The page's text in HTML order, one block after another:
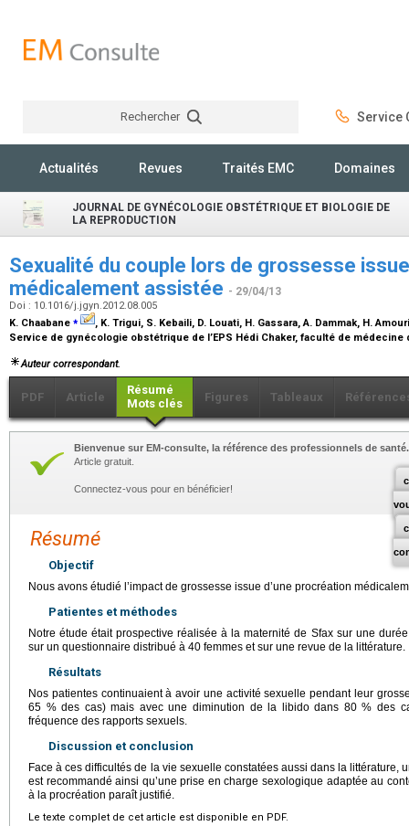
Rechercher Service
Actualités Revues Traités EMC Domaines
JOURNAL DE GYNÉCOLOGIE OBSTÉTRIQUE ET BIOLOGIE DE
LA REPRODUCTION
Sexualité du couple lors de grossesse
médicalement assistée - 29/04/13
Doi : 10.1016/j.jgyn.2012.08.005
K. Chaabane ⁎
, K. Trigui, S. Kebaili, D. Louati, H. Gassara, A. Dammak, H.
Service de gynécologie obstétrique de l’EPS Hédi Chaker, faculté de médecine
Auteur correspondant.
PDF Article
Résumé
Mots clés
Figures Tableaux
Bienvenue sur EM-consulte, la référence des professionnels de santé.
Article gratuit.
Connectez-vous pour en bénéficier!
Résumé
Objectif
Nous avons étudié l’impact de grossesse issue d’une procréation
Patientes et méthodes
Notre étude était prospective réalisée à la maternité de Sfax sur une
sur un questionnaire distribué à 40 femmes et sur une revue de la littérature.
Résultats
Nos patientes continuaient à avoir une activité sexuelle pendant leur
65 % des cas) mais avec une diminution de la libido dans 80 % des
fréquence des rapports sexuels.
Discussion et conclusion
Face à ces difficultés de la vie sexuelle constatées aussi dans la littérature,
est recommandé ainsi qu’une prise en charge sexologique adaptée au
à la procréation paraît justifié.
Le texte complet de cet article est disponible en PDF.